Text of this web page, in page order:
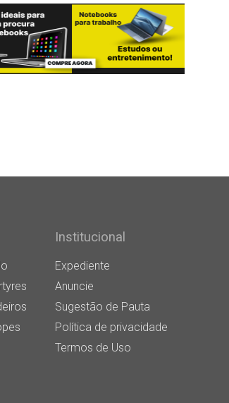
Institucional
Expediente
Anuncie
Sugestão de Pauta
Política de privacidade
Termos de Uso